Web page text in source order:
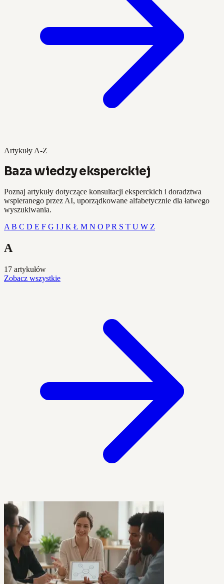
Artykuły A-Z
Baza wiedzy eksperckiej
Poznaj artykuły dotyczące konsultacji eksperckich i doradztwa
wspieranego przez AI, uporządkowane alfabetycznie dla łatwego
wyszukiwania.
A B C D E F G I J K Ł M N O PR S T U W Z
A
17 artykułów
Zobacz wszystkie